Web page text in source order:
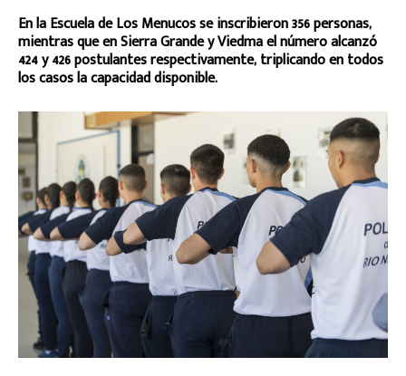
En la Escuela de Los Menucos se inscribieron 356 personas,
mientras que en Sierra Grande y Viedma el número alcanzó
424 y 426 postulantes respectivamente, triplicando en todos
los casos la capacidad disponible.